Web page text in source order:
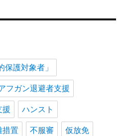
保護対象者」
フガン退避者支援
援 ハンスト
措置 不服審 仮放免